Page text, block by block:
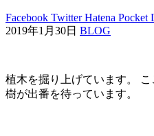
Facebook TwitterHatena Pocket
2019年1月30日 BLOG
植木を掘り上げています。
樹が出番を待っています。